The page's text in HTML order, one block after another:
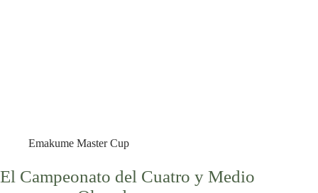
Emakume Master Cup
El Campeonato del Cuatro y Medio